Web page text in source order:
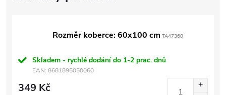
Rozměr koberce: 60x100 cm TA47360
Skladem - rychlé dodání do 1-2 prac. dnů
EAN: 8681895050060
349 Kč